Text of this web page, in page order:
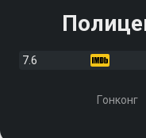
7.6
Гонконг